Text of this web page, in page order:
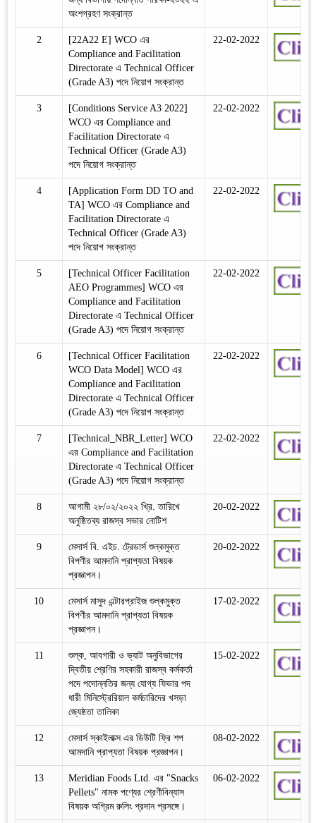
অংশগ্রহণ সংক্রান্ত
2
[22A22 E] WCO এর
Compliance and Facilitation
Directorate এ Technical Officer
(Grade A3) পদে নিয়োগ সংক্রান্ত
22-02-2022
3
[Conditions Service A3 2022]
WCO এর Compliance and
Facilitation Directorate এ
Technical Officer (Grade A3)
পদে নিয়োগ সংক্রান্ত
22-02-2022
4
[Application Form DD TO and
TA] WCO এর Compliance and
Facilitation Directorate এ
Technical Officer (Grade A3)
পদে নিয়োগ সংক্রান্ত
22-02-2022
5
[Technical Officer Facilitation
AEO Programmes] WCO এর
Compliance and Facilitation
Directorate এ Technical Officer
(Grade A3) পদে নিয়োগ সংক্রান্ত
22-02-2022
6
[Technical Officer Facilitation
WCO Data Model] WCO এর
Compliance and Facilitation
Directorate এ Technical Officer
(Grade A3) পদে নিয়োগ সংক্রান্ত
22-02-2022
7
[Technical_NBR_Letter] WCO
এর Compliance and Facilitation
Directorate এ Technical Officer
(Grade A3) পদে নিয়োগ সংক্রান্ত
22-02-2022
8
আগামী ২৮/০২/২০২২ খ্রি. তারিখে
অনুষ্ঠিতব্য রাজস্ব সভার নোটিশ
20-02-2022
9
মেসার্স বি. এইচ. ট্রেডার্স শুল্কমুক্ত
বিপণীর আমদানি প্রাপ্যতা বিষয়ক
প্রজ্ঞাপন।
20-02-2022
10
মেসার্স মাসুদ এন্টারপ্রাইজ শুল্কমুক্ত
বিপণীর আমদানি প্রাপ্যতা বিষয়ক
প্রজ্ঞাপন।
17-02-2022
11
শুল্ক, আবগারী ও ভ্যাট অনুবিভাগের
দ্বিতীয় শ্রেণির সহকারী রাজস্ব কর্মকর্তা
পদে পদোন্নতির জন্য যোগ্য ফিডার পদ
ধারী মিনিস্ট্রেরিয়াল কর্মচারিদের খসড়া
জ্যেষ্ঠতা তালিকা
15-02-2022
12
মেসার্স স্কাইলাক্স এর ডিউটি ফ্রি শপ
আমদানি প্রাপ্যতা বিষয়ক প্রজ্ঞাপন।
08-02-2022
13
Meridian Foods Ltd. এর "Snacks
Pellets" নামক পণ্যের শ্রেণীবিন্যাস
বিষয়ক অগ্রিম রুলিং প্রদান প্রসঙ্গে।
06-02-2022